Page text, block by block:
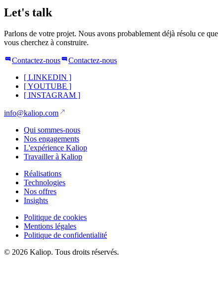
Let's talk
Parlons de votre projet. Nous avons probablement déjà résolu ce que
vous cherchez à construire.
Contactez-nous
Contactez-nous
[ LINKEDIN ]
[YOUTUBE ]
[ INSTAGRAM ]
info@kaliop.com
Qui sommes-nous
Nos engagements
L'expérience Kaliop
Travailler à Kaliop
Réalisations
Technologies
Nos offres
Insights
Politique de cookies
Mentions légales
Politique de confidentialité
© 2026 Kaliop. Tous droits réservés.